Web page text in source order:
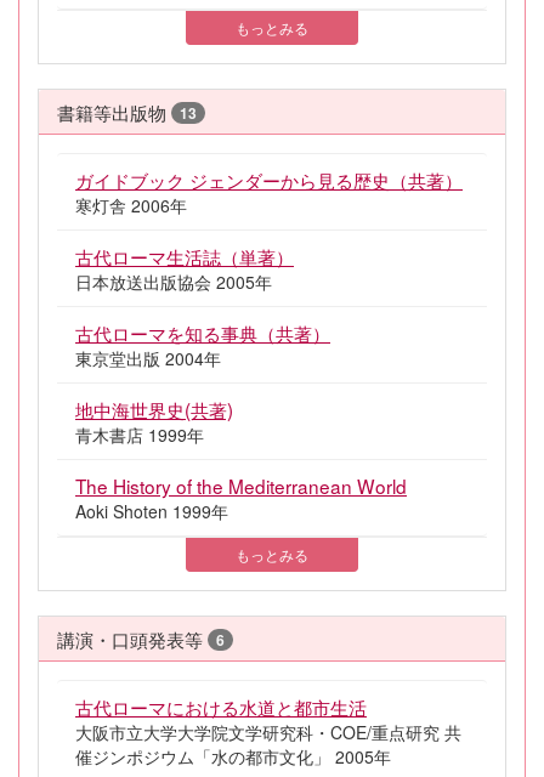
もっとみる
書籍等出版物 13
ガイドブック ジェンダーから見る歴史（共著）
寒灯舎 2006年
古代ローマ生活誌（単著）
日本放送出版協会 2005年
古代ローマを知る事典（共著）
東京堂出版 2004年
地中海世界史(共著)
青木書店 1999年
The History of the Mediterranean World
Aoki Shoten 1999年
もっとみる
講演・口頭発表等 6
古代ローマにおける水道と都市生活
大阪市立大学大学院文学研究科・COE/重点研究 共
催ジンポジウム「水の都市文化」 2005年